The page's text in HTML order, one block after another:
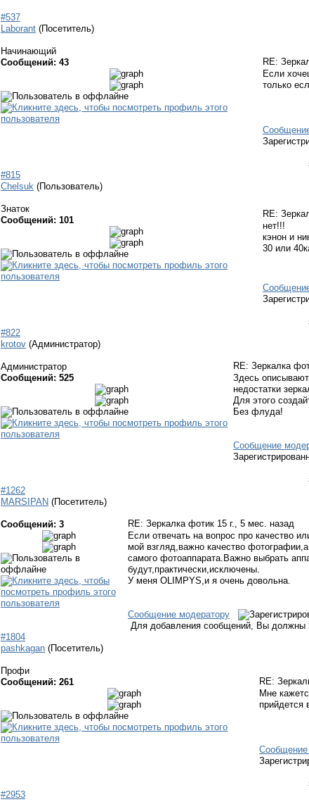
#537
Laborant (Посетитель)
Начинающий
Сообщений: 43
RE:
Если
только
#815
Chelsuk (Пользователь)
Знаток
Сообщений: 101
RE:
нет!!!
кэнон и
30 или
#822
krotov (Администратор)
Администратор
Сообщений: 525
RE: Зеркалка
Здесь
недостатки
Для этого
Без флуда!
Сообщение
#1262
MARSIPAN (Посетитель)
Сообщений: 3 RE: Зеркалка фотик 15 г., 5 мес. назад
Если отвечать на вопрос про качество
мой взгляд,важно качество
самого фотоаппарата.Важно выбрать
будут,практически,исключены.
У меня OLIMPYS,и я очень довольна.
Сообщение модератору
Для добавления сообщений, Вы должны
#1804
pashkagan (Посетитель)
Профи
Сообщений: 261
RE:
Мне
Сообщение
#2953